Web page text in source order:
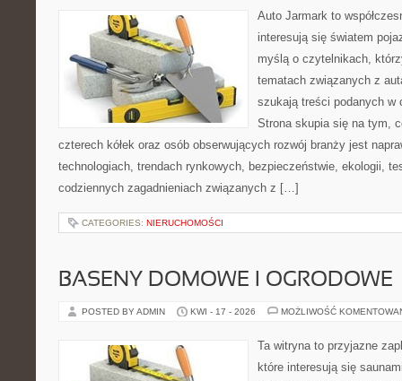
Auto Jarmark to
interesują się światem
myślą o czytelnikach,
tematach związanych z
szukają treści podanych
Strona skupia się na tym,
czterech kółek oraz osób obserwujących rozwój branży jest
technologiach, trendach rynkowych, bezpieczeństwie, ekologii,
codziennych zagadnieniach związanych z […]
CATEGORIES: NIERUCHOMOŚCI
BASENY DOMOWE I OGRODOWE
POSTED BY ADMIN KWI - 17 - 2026 MOŻLIWOŚĆ
Ta witryna to przyjazne
które interesują się